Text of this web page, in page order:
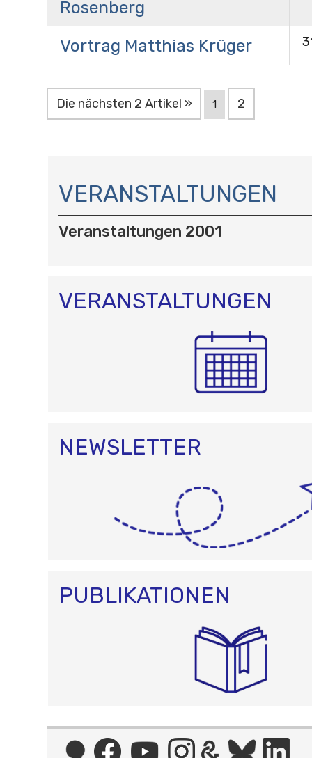
Rosenberg
Vortrag Matthias Krüger
Die nächsten 2 Artikel » 1 2
A
V
I
G
O
N
VERANSTALTUNGEN
Veranstaltungen 2001
VERANSTALTUNGEN
NEWSLETTER
PUBLIKATIONEN